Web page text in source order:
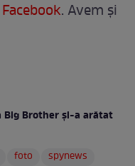
Facebook. Avem și
Big Brother și-a arătat
foto
spynews